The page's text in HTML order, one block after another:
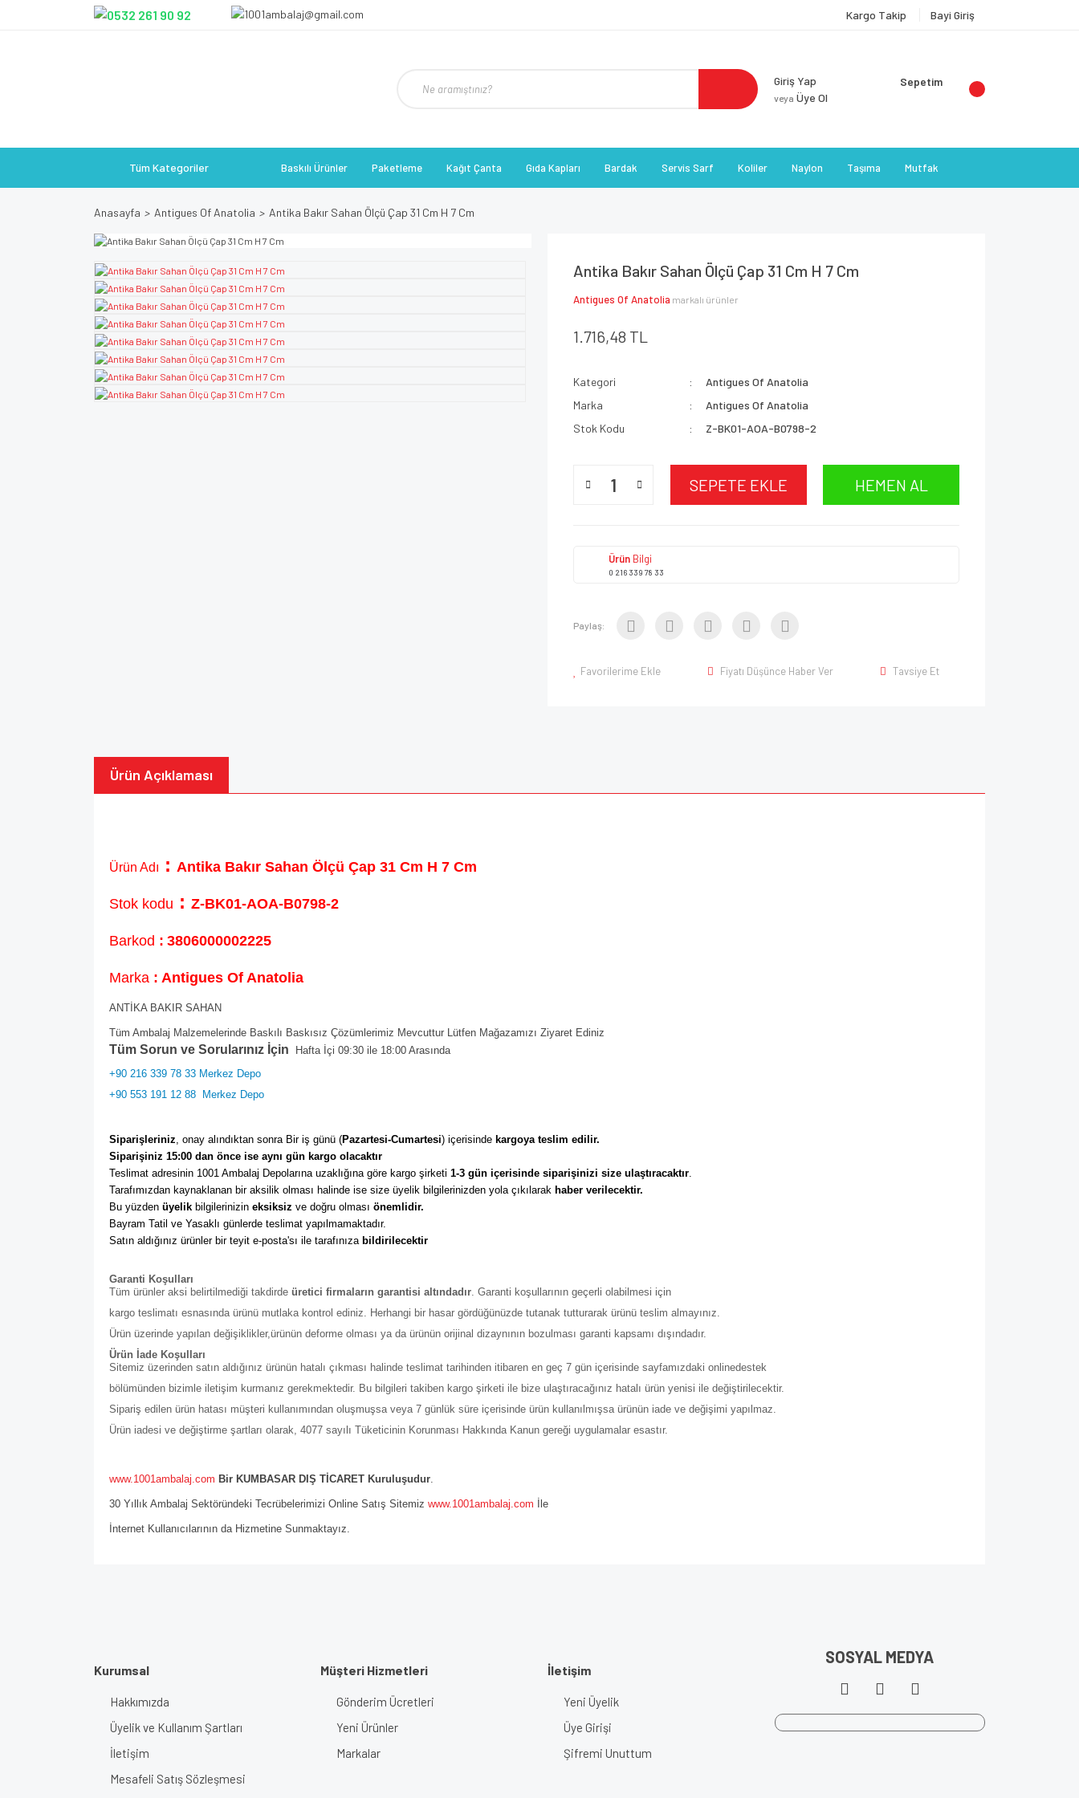
Kargo Takip Bayi Giriş
Giriş Yap
veya Üye Ol
Sepetim
Tüm Kategoriler Baskılı Ürünler Paketleme Kağıt Çanta Gıda Kapları Bardak Servis Sarf Koliler Naylon Taşıma Mutfak
Anasayfa Antigues Of Anatolia Antika Bakır Sahan Ölçü Çap 31 Cm H 7 Cm
Antika Bakır Sahan Ölçü Çap 31 Cm H 7 Cm
Antigues Of Anatolia markalı ürünler
1.716,48 TL
Kategori
Antigues Of Anatolia
Marka
Antigues Of Anatolia
Stok Kodu
Z-BK01-AOA-B0798-2
SEPETE EKLE HEMEN AL
Ürün Bilgi
0 216 339 78 33
Paylaş:
Favorilerime Ekle Fiyatı Düşünce Haber Ver Tavsiye Et
Ürün Açıklaması
Ürün Adı : Antika Bakır Sahan Ölçü Çap 31 Cm H 7 Cm
Stok kodu : Z-BK01-AOA-B0798-2
Barkod : 3806000002225
Marka : Antigues Of Anatolia
ANTİKA BAKIR SAHAN
Tüm Ambalaj Malzemelerinde Baskılı Baskısız Çözümlerimiz Mevcuttur Lütfen Mağazamızı Ziyaret Ediniz
Tüm Sorun ve Sorularınız İçin Hafta İçi 09:30 ile 18:00 Arasında
+90 216 339 78 33 Merkez Depo
+90 553 191 12 88 Merkez Depo
Siparişleriniz, onay alındıktan sonra Bir iş günü (Pazartesi-Cumartesi) içerisinde kargoya teslim edilir.
Siparişiniz 15:00 dan önce ise aynı gün kargo olacaktır
Teslimat adresinin 1001 Ambalaj Depolarına uzaklığına göre kargo şirketi 1-3 gün içerisinde siparişinizi size ulaştıracaktır.
Tarafımızdan kaynaklanan bir aksilik olması halinde ise size üyelik bilgilerinizden yola çıkılarak haber verilecektir.
Bu yüzden üyelik bilgilerinizin eksiksiz ve doğru olması önemlidir.
Bayram Tatil ve Yasaklı günlerde teslimat yapılmamaktadır.
Satın aldığınız ürünler bir teyit e-posta'sı ile tarafınıza bildirilecektir
Garanti Koşulları
Tüm ürünler aksi belirtilmediği takdirde üretici firmaların garantisi altındadır. Garanti koşullarının geçerli olabilmesi için
kargo teslimatı esnasında ürünü mutlaka kontrol ediniz. Herhangi bir hasar gördüğünüzde tutanak tutturarak ürünü teslim almayınız.
Ürün üzerinde yapılan değişiklikler,ürünün deforme olması ya da ürünün orijinal dizaynının bozulması garanti kapsamı dışındadır.
Ürün İade Koşulları
Sitemiz üzerinden satın aldığınız ürünün hatalı çıkması halinde teslimat tarihinden itibaren en geç 7 gün içerisinde sayfamızdaki onlinedestek
bölümünden bizimle iletişim kurmanız gerekmektedir. Bu bilgileri takiben kargo şirketi ile bize ulaştıracağınız hatalı ürün yenisi ile değiştirilecektir.
Sipariş edilen ürün hatası müşteri kullanımından oluşmuşsa veya 7 günlük süre içerisinde ürün kullanılmışsa ürünün iade ve değişimi yapılmaz.
Ürün iadesi ve değiştirme şartları olarak, 4077 sayılı Tüketicinin Korunması Hakkında Kanun gereği uygulamalar esastır.
www.1001ambalaj.com Bir KUMBASAR DIŞ TİCARET Kuruluşudur.
30 Yıllık Ambalaj Sektöründeki Tecrübelerimizi Online Satış Sitemiz www.1001ambalaj.com İle
İnternet Kullanıcılarının da Hizmetine Sunmaktayız.
Kurumsal
Hakkımızda
Üyelik ve Kullanım Şartları
İletişim
Mesafeli Satış Sözleşmesi
Müşteri Hizmetleri
Gönderim Ücretleri
Yeni Ürünler
Markalar
İletişim
Yeni Üyelik
Üye Girişi
Şifremi Unuttum
SOSYAL MEDYA